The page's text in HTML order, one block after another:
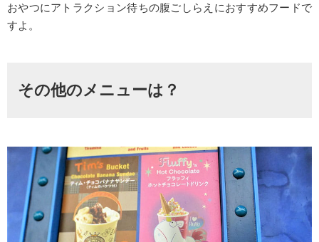
おやつにアトラクション待ちの腹ごしらえにおすすめフードで
すよ。
その他のメニューは？